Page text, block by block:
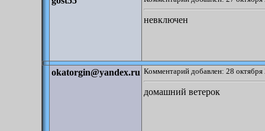
невключен
okatorgin@yandex.ru Комментарий добавлен: 28
домашний ветерок